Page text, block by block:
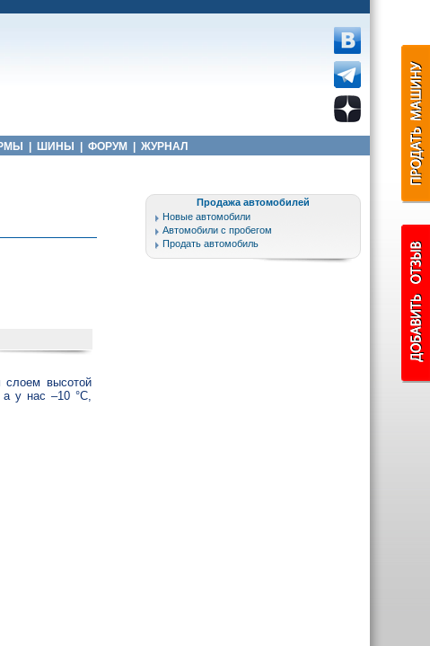
ШИНЫ ФОРУМ ЖУРНАЛ
слоем высотой
а у нас –10 °С,
Продажа автомобилей
Новые автомобили
Автомобили с пробегом
Продать автомобиль